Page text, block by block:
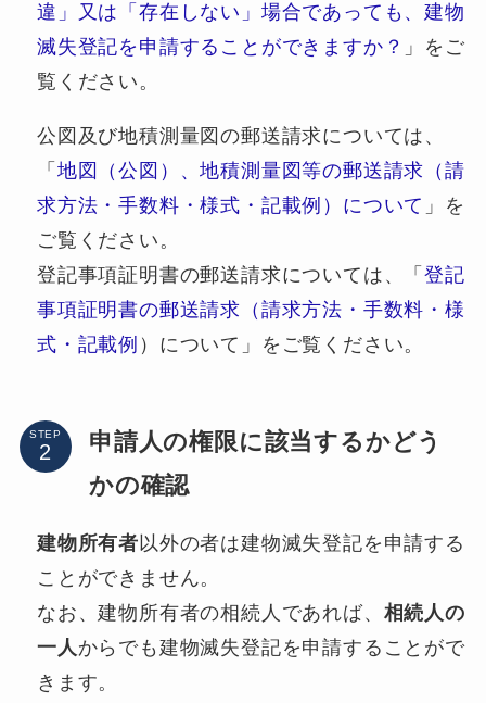
違」又は「存在しない」場合であっても、建物
滅失登記を申請することができますか？ 」をご
覧ください。
公図及び地積測量図の郵送請求については、
「 地図（公図）、地積測量図等の郵送請求（請
求方法・手数料・様式・記載例）について 」を
ご覧ください。
登記事項証明書の郵送請求については、「登記
事項証明書の郵送請求（請求方法・手数料・様
式・記載例 ）について」をご覧ください。
STEP
申請人の権限に該当するかどう
かの確認
建物所有者 以外の者は建物滅失登記を申請する
ことができません。
なお、建物所有者の相続人であれば、 相続人の
一人からでも建物滅失登記を申請することがで
きます。